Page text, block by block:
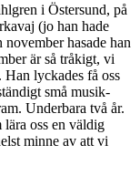
i Östersund, på
(jo han hade
hasade han
är så tråkigt, vi
lyckades få oss
små musik-
Underbara två år.
lära oss en väldig
minne av att vi